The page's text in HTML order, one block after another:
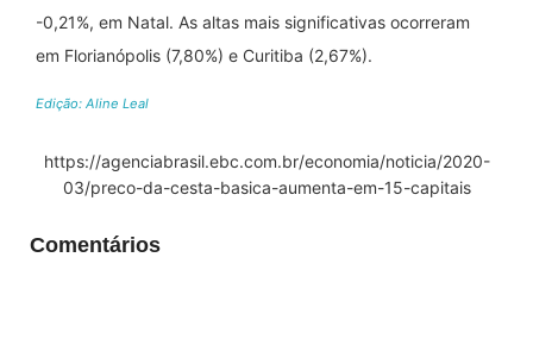
-0,21%, em Natal. As altas mais significativas ocorreram
em Florianópolis (7,80%) e Curitiba (2,67%).
Edição: Aline Leal
https://agenciabrasil.ebc.com.br/economia/noticia/2020-
03/preco-da-cesta-basica-aumenta-em-15-capitais
Comentários